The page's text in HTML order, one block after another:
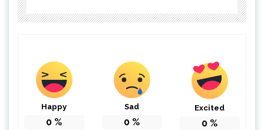
Happy
0 %
Sad
0 %
Excited
0 %